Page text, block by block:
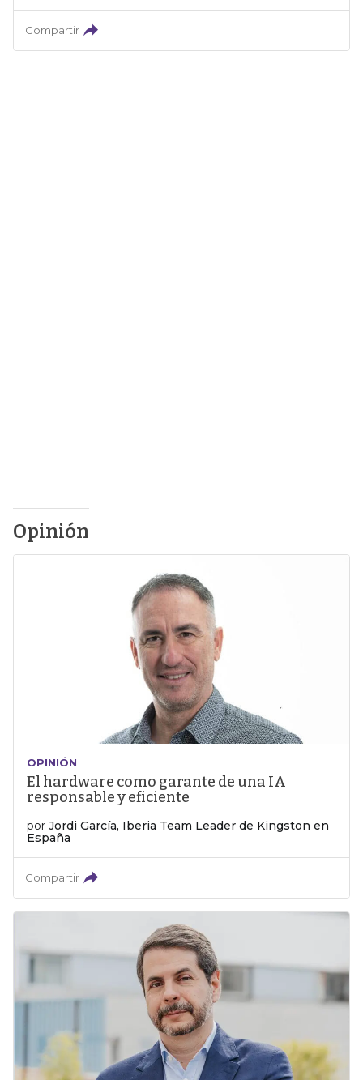
Compartir
Opinión
OPINIÓN
El hardware como garante de una IA
responsable y eficiente
por Jordi García, Iberia Team Leader de Kingston en
España
Compartir